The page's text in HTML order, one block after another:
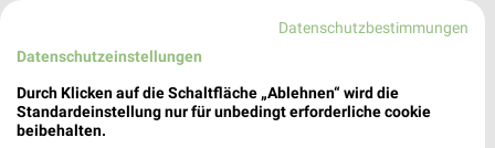
Posten-Börse Nettelstedt
32312 Nettelstedt
Datenschutzbestimmungen
Datenschutzeinstellungen
Durch Klicken auf die Schaltfläche „Ablehnen“ wird die
Standardeinstellung nur für unbedingt erforderliche cookie
beibehalten.